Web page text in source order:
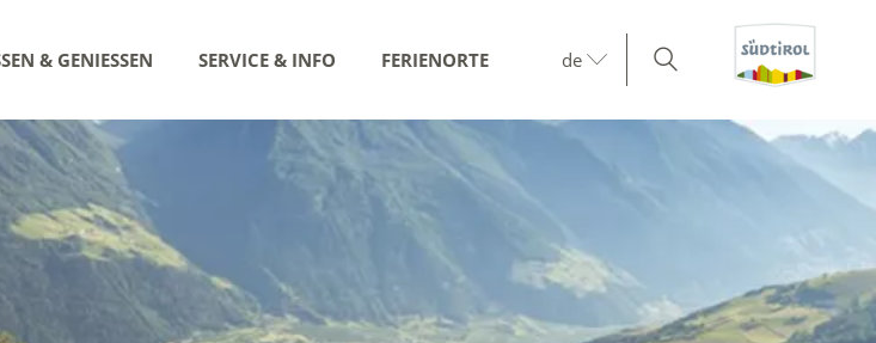
& GENIESSEN SERVICE & INFO FERIENORTE de